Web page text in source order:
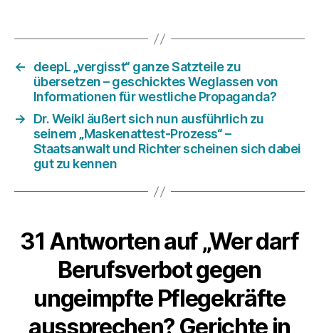
←
deepL „vergisst“ ganze Satzteile zu
übersetzen – geschicktes Weglassen von
Informationen für westliche Propaganda?
→
Dr. Weikl äußert sich nun ausführlich zu
seinem „Maskenattest-Prozess“ –
Staatsanwalt und Richter scheinen sich dabei
gut zu kennen
31 Antworten auf „Wer darf
Berufsverbot gegen
ungeimpfte Pflegekräfte
aussprechen? Gerichte in